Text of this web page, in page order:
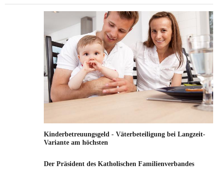
Kinderbetreuungsgeld - Väterbeteiligung bei Langzeit-
Variante am höchsten
Der Präsident des Katholischen Familienverbandes